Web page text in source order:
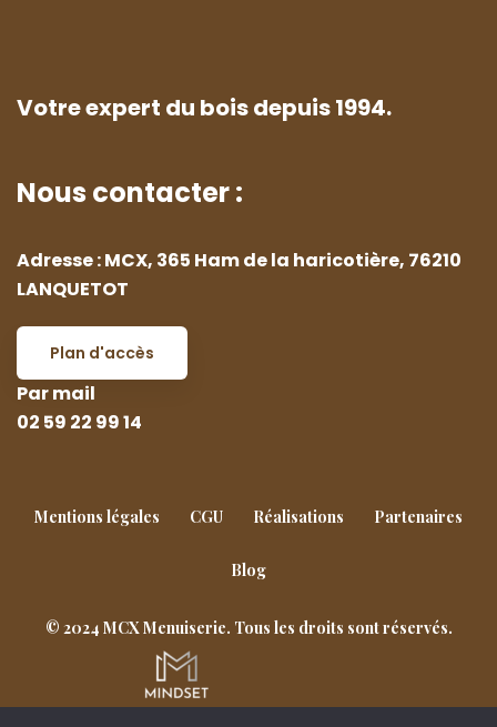
Votre expert du bois depuis 1994.
Nous contacter :
Adresse : MCX, 365 Ham de la haricotière, 76210
LANQUETOT
Plan d'accès
Par mail
02 59 22 99 14
Mentions légales CGU Réalisations Partenaires
Blog
© 2024 MCX Menuiserie. Tous les droits sont réservés.